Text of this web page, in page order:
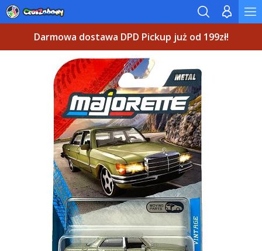
Darmowa dostawa DPD Pickup już od 199zł!